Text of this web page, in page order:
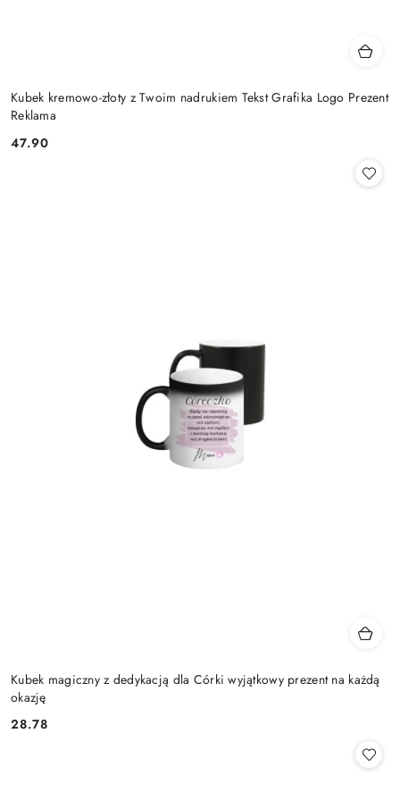
Kubek kremowo-złoty z Twoim nadrukiem Tekst Grafika Logo Prezent
Reklama
Cena:
47.90
Kubek magiczny z dedykacją dla Córki wyjątkowy prezent na każdą
okazję
Cena:
28.78